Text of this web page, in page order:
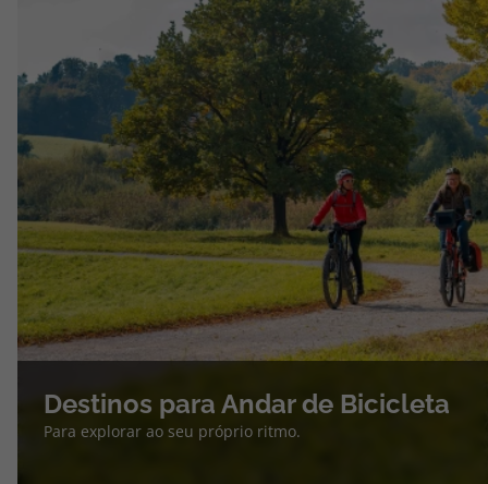
Destinos para Andar de Bicicleta
Para explorar ao seu próprio ritmo.